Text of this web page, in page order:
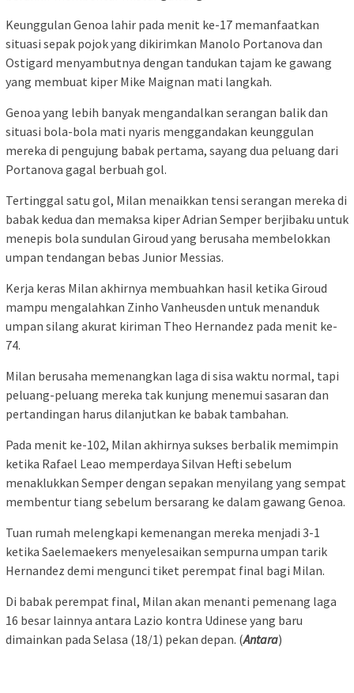
Keunggulan Genoa lahir pada menit ke-17 memanfaatkan
situasi sepak pojok yang dikirimkan Manolo Portanova dan
Ostigard menyambutnya dengan tandukan tajam ke gawang
yang membuat kiper Mike Maignan mati langkah.
Genoa yang lebih banyak mengandalkan serangan balik dan
situasi bola-bola mati nyaris menggandakan keunggulan
mereka di pengujung babak pertama, sayang dua peluang dari
Portanova gagal berbuah gol.
Tertinggal satu gol, Milan menaikkan tensi serangan mereka di
babak kedua dan memaksa kiper Adrian Semper berjibaku untuk
menepis bola sundulan Giroud yang berusaha membelokkan
umpan tendangan bebas Junior Messias.
Kerja keras Milan akhirnya membuahkan hasil ketika Giroud
mampu mengalahkan Zinho Vanheusden untuk menanduk
umpan silang akurat kiriman Theo Hernandez pada menit ke-
74.
Milan berusaha memenangkan laga di sisa waktu normal, tapi
peluang-peluang mereka tak kunjung menemui sasaran dan
pertandingan harus dilanjutkan ke babak tambahan.
Pada menit ke-102, Milan akhirnya sukses berbalik memimpin
ketika Rafael Leao memperdaya Silvan Hefti sebelum
menaklukkan Semper dengan sepakan menyilang yang sempat
membentur tiang sebelum bersarang ke dalam gawang Genoa.
Tuan rumah melengkapi kemenangan mereka menjadi 3-1
ketika Saelemaekers menyelesaikan sempurna umpan tarik
Hernandez demi mengunci tiket perempat final bagi Milan.
Di babak perempat final, Milan akan menanti pemenang laga
16 besar lainnya antara Lazio kontra Udinese yang baru
dimainkan pada Selasa (18/1) pekan depan. (Antara)